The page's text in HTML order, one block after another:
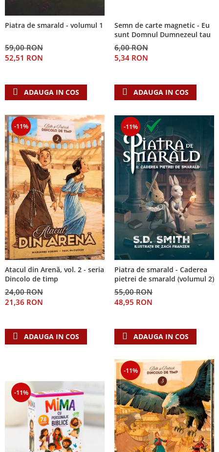
Piatra de smarald - volumul 1
59,00 RON
52,51 RON
ADAUGA IN COS
Semn de carte magnetic - Eu
sunt Domnul Dumnezeul tau
6,00 RON
5,34 RON
ADAUGA IN COS
-11%
Atacul din Arenă, vol. 2 - seria
Dincolo de timp
24,00 RON
21,36 RON
ADAUGA IN COS
-11%
Piatra de smarald - Caderea
pietrei de smarald (volumul 2)
55,00 RON
48,95 RON
ADAUGA IN COS
-11%
-11%